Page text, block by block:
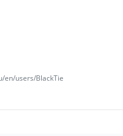
en/users/BlackTie